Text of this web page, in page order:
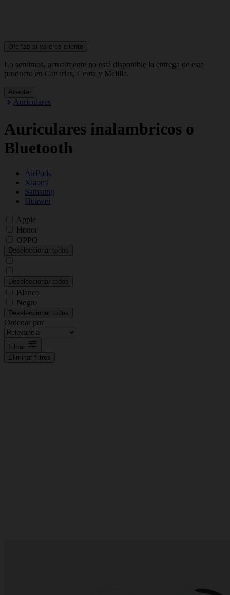
Ofertas si ya eres cliente
Lo sentimos, actualmente no está disponible la entrega de este
producto en Canarias, Ceuta y Melilla.
Aceptar
Auriculares
Auriculares inalambricos o
Bluetooth
AirPods
Xiaomi
Samsung
Huawei
Apple
Honor
OPPO
Deseleccionar todos
Deseleccionar todos
Blanco
Negro
Deseleccionar todos
Ordenar por
Filtrar
Eliminar filtros